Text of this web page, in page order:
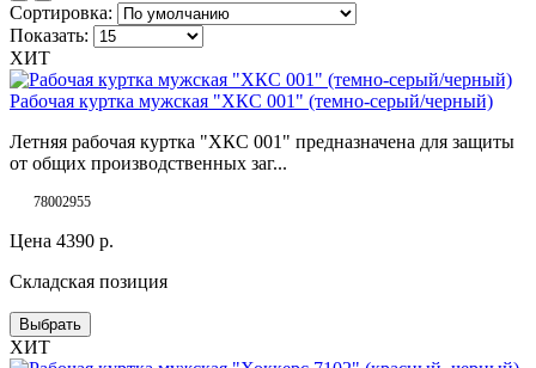
Сортировка:
Показать:
ХИТ
Рабочая куртка мужская "ХКС 001" (темно-серый/черный)
Летняя рабочая куртка "ХКС 001" предназначена для защиты
от общих производственных заг...
78002955
Цена 4390 р.
Складская позиция
Выбрать
ХИТ